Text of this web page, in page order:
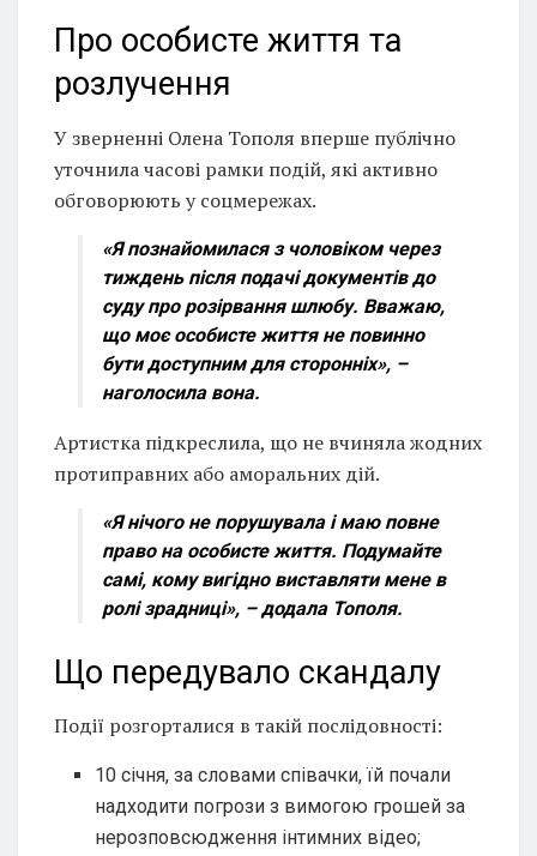
Про особисте життя та
розлучення
У зверненні Олена Тополя вперше публічно
уточнила часові рамки подій, які активно
обговорюють у соцмережах.
«Я познайомилася з чоловіком через
тиждень після подачі документів до
суду про розірвання шлюбу. Вважаю,
що моє особисте життя не повинно
бути доступним для сторонніх», –
наголосила вона.
Артистка підкреслила, що не вчиняла жодних
протиправних або аморальних дій.
«Я нічого не порушувала і маю повне
право на особисте життя. Подумайте
самі, кому вигідно виставляти мене в
ролі зрадниці», –додала Тополя.
Що передувало скандалу
Події розгорталися в такій послідовності:
10 січня, за словами співачки, їй почали
надходити погрози з вимогою грошей за
нерозповсюдження інтимних відео;